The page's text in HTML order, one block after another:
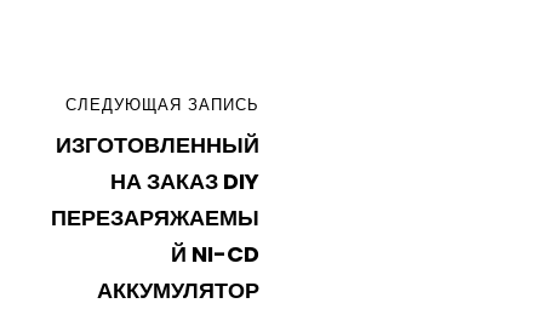
Навигация
по
записям
СЛЕДУЮЩАЯ
ЗАПИСЬ
СЛЕДУЮЩАЯ ЗАПИСЬ
ИЗГОТОВЛЕННЫЙ
НА ЗАКАЗ DIY
ПЕРЕЗАРЯЖАЕМЫ
Й NI-CD
АККУМУЛЯТОР